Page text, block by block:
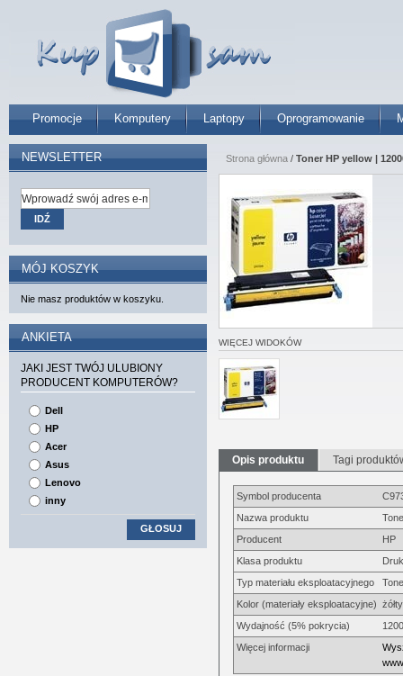
Promocje Komputery Laptopy Oprogramowanie
Strona główna / Toner HP yellow |
WIĘCEJ WIDOKÓW
Opis produktu Tagi
Symbol producenta
Nazwa produktu
Producent
HP
Klasa produktu
Typ materiału eksploatacyjnego
Kolor (materiały eksploatacyjne) żółty
Wydajność (5% pokrycia)
Więcej informacji
NEWSLETTER
IDŹ
MÓJ KOSZYK
Nie masz produktów w koszyku.
ANKIETA
JAKI JEST TWÓJ ULUBIONY
PRODUCENT KOMPUTERÓW?
Dell
HP
Acer
Asus
Lenovo
inny
GŁOSUJ